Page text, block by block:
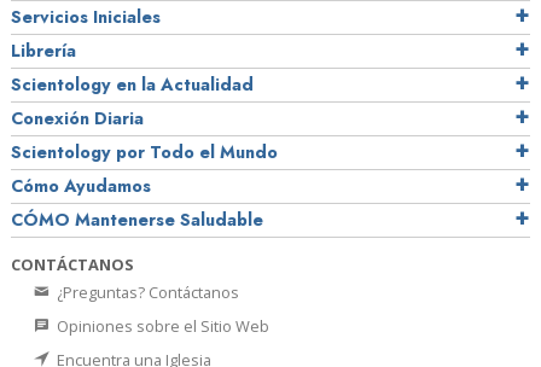
Servicios Iniciales
Librería
Scientology en la Actualidad
Conexión Diaria
Scientology por Todo el Mundo
Cómo Ayudamos
CÓMO Mantenerse Saludable
CONTÁCTANOS
¿Preguntas? Contáctanos
Opiniones sobre el Sitio Web
Encuentra una Iglesia